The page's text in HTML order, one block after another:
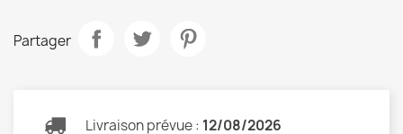
Partager
Livraison prévue : 12/08/2026